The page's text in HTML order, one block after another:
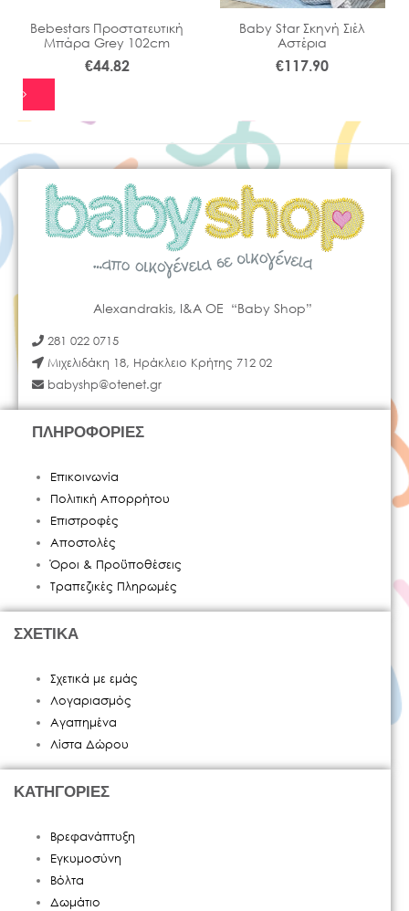
Bebestars Προστατευτική
Μπάρα Grey 102cm
€44.82
Baby Star Σκηνή Σιέλ
Αστέρια
€117.90
Alexandrakis, I&A OE “Baby Shop”
281 022 0715
Μιχελιδάκη 18, Ηράκλειο Κρήτης 712 02
babyshp@otenet.gr
ΠΛΗΡΟΦΟΡΙΕΣ
Επικοινωνία
Πολιτική Απορρήτου
Επιστροφές
Αποστολές
Όροι & Προϋποθέσεις
Τραπεζικές Πληρωμές
ΣΧΕΤΙΚΑ
Σχετικά με εμάς
Λογαριασμός
Αγαπημένα
Λίστα Δώρου
ΚΑΤΗΓΟΡΙΕΣ
Βρεφανάπτυξη
Εγκυμοσύνη
Βόλτα
Δωμάτιο